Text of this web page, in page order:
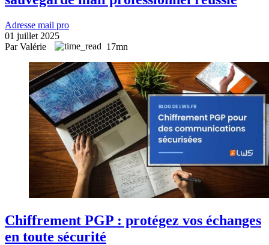
Adresse mail pro
01 juillet 2025
Par Valérie
17mn
Chiffrement PGP : protégez vos échanges
en toute sécurité